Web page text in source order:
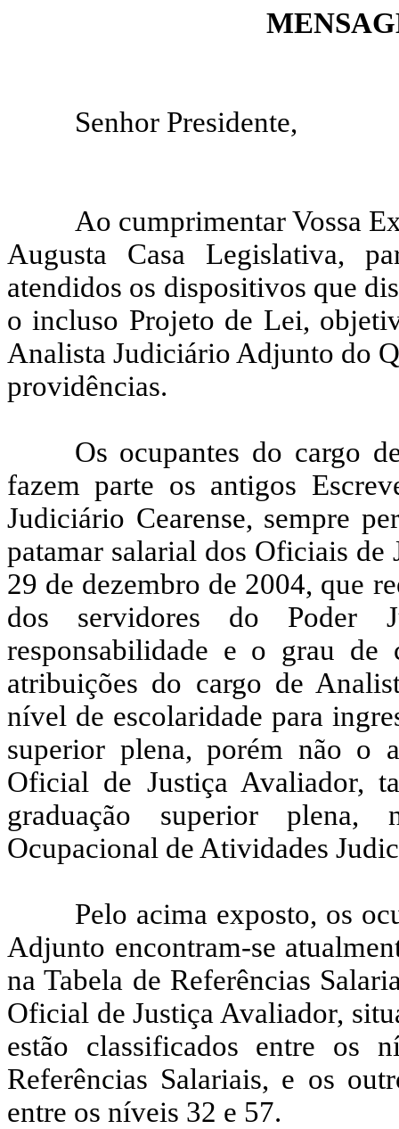
Senhor Presidente,
Ao cumprimentar Vossa
Augusta Casa Legislativa,
atendidos os dispositivos que
o incluso Projeto de Lei,
Analista Judiciário Adjunto do
providências.
Os ocupantes do cargo
fazem parte os antigos
Judiciário Cearense, sempre
patamar salarial dos Oficiais de
29 de dezembro de 2004, que
dos servidores do Poder
responsabilidade e o grau de
atribuições do cargo de
nível de escolaridade para
superior plena, porém não o
Oficial de Justiça Avaliador,
graduação superior plena,
Ocupacional de Atividades
Pelo acima exposto, os
Adjunto encontram-se
na Tabela de Referências
Oficial de Justiça Avaliador,
estão classificados entre os
Referências Salariais, e os
entre os níveis 32 e 57.